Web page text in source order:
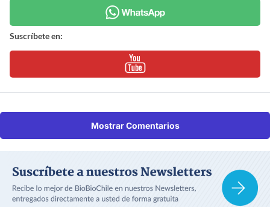
Suscríbete en:
Mostrar Comentarios